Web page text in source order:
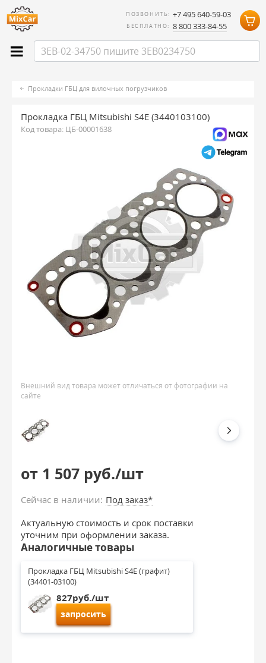
ПОЗВОНИТЬ: +7 495 640-59-03
БЕСПЛАТНО: 8 800 333-84-55
Прокладки ГБЦ для вилочных погрузчиков
Прокладка ГБЦ Mitsubishi S4E (3440103100)
Код товара: ЦБ-00001638
Внешний вид товара может отличаться от фотографии на
сайте
от 1 507 руб./шт
Сейчас в наличии: Под заказ*
Актуальную стоимость и срок поставки
уточним при оформлении заказа.
Аналогичные товары
Прокладка ГБЦ Mitsubishi S4E (графит)
(34401-03100)
827руб./шт
запросить